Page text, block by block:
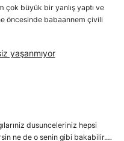
çok büyük bir yanlış yaptı ve
öncesinde babaannem çivili
yaşanmıyor
dusunceleriniz hepsi
ne de o senin gibi bakabilir.…